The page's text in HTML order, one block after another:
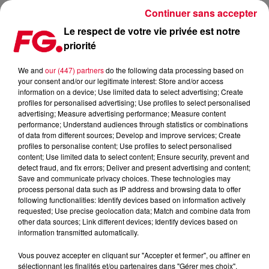
RELEASE FG – PETER BROWN & THE CUBE GUYS – MISS U FT.
Publié : 8 juillet 2021 à 17h59
Le respect de votre vie privée est notre
priorité
We and our (447) partnersdo the following data processing based on
your consent and/or our legitimate interest: Store and/or access
information on a device; Use limited data to select advertising; Create
profiles for personalised advertising; Use profiles to select personalised
advertising; Measure advertising performance; Measure content
performance; Understand audiences through statistics or combinations
of data from different sources; Develop and improve services; Create
profiles to personalise content; Use profiles to select personalised
content; Use limited data to select content; Ensure security, prevent and
detect fraud, and fix errors; Deliver and present advertising and content;
Save and communicate privacy choices. These technologies may
process personal data such as IP address and browsing data to offer
following functionalities: Identify devices based on information actively
requested; Use precise geolocation data; Match and combine data from
other data sources; Link different devices; Identify devices based on
information transmitted automatically.
Vous pouvez accepter en cliquant sur "Accepter et fermer", ou affiner en
sélectionnant les finalités et/ou partenaires dans "Gérer mes choix".
Continuer sans accepter